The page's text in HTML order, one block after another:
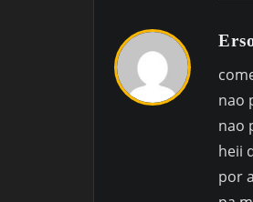
nao
nao
heii
por